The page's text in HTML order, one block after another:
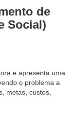
de
Social)
e apresenta uma
o problema a
metas, custos,